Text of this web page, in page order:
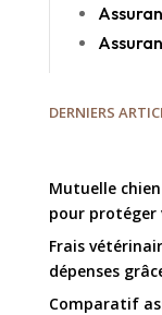
DERNIERS
Mutuelle
pour protéger
Frais
dépenses
Comparatif